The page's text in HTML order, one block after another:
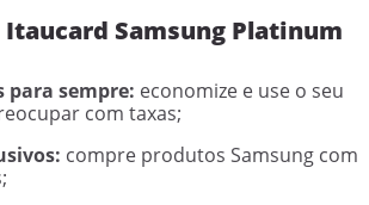
Samsung Platinum
para sempre: economize e use o seu
com taxas;
compre produtos Samsung com